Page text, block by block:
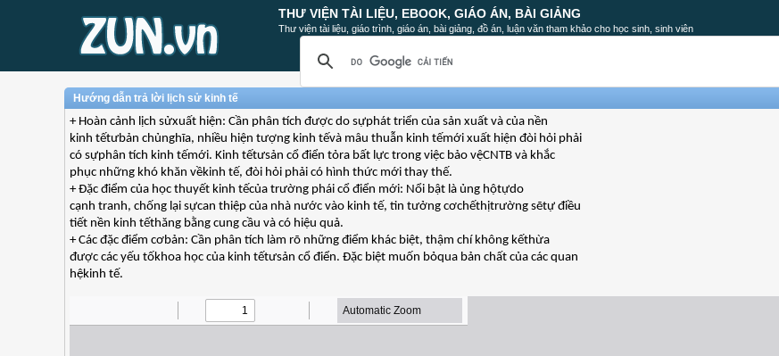
THƯ VIỆN TÀI LIỆU, EBOOK, GIÁO ÁN, BÀI GIẢNG
Thư viện tài liệu, giáo trình, giáo án, bài giảng, đồ án, luận văn tham khảo cho học sinh, sinh viên
Hướng dẫn trả lời lịch sử kinh tế
+ Hoàn cảnh lịch sửxuất hiện: Cần phân tích được do sựphát triển của sản xuất và của nền
kinh tếtưbản chủnghĩa, nhiều hiện tượng kinh tếvà mâu thuẫn kinh tếmới xuất hiện đòi hỏi phải
có sựphân tích kinh tếmới. Kinh tếtưsản cổ điển tỏra bất lực trong việc bảo vệCNTB và khắc
phục những khó khăn vềkinh tế, đòi hỏi phải có hình thức mới thay thế.
+ Đặc điểm của học thuyết kinh tếcủa trường phái cổ điển mới: Nổi bật là ủng hộtựdo
cạnh tranh, chống lại sựcan thiệp của nhà nước vào kinh tế, tin tưởng cơchếthịtrường sẽtự điều
tiết nền kinh tếthăng bằng cung cầu và có hiệu quả.
+ Các đặc điểm cơbản: Cần phân tích làm rõ những điểm khác biệt, thậm chí không kếthừa
được các yếu tốkhoa học của kinh tếtưsản cổ điển. Đặc biệt muốn bỏqua bản chất của các quan
hệkinh tế.